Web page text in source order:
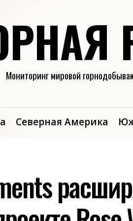
Мониторинг мировой
Северная Америка